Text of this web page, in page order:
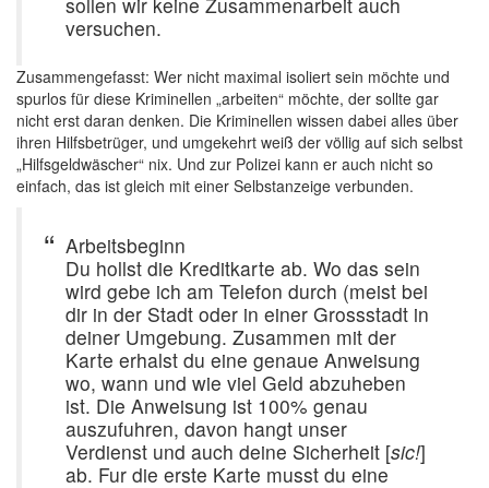
versuchen.
Zusammengefasst: Wer nicht maximal isoliert sein möchte und
spurlos für diese Kriminellen „arbeiten“ möchte, der sollte gar
nicht erst daran denken. Die Kriminellen wissen dabei alles über
ihren Hilfsbetrüger, und umgekehrt weiß der völlig auf sich selbst
„Hilfsgeldwäscher“ nix. Und zur Polizei kann er auch nicht so
einfach, das ist gleich mit einer Selbstanzeige verbunden.
Arbeitsbeginn
Du hollst die Kreditkarte ab. Wo das sein
wird gebe ich am Telefon durch (meist bei
dir in der Stadt oder in einer Grossstadt in
deiner Umgebung. Zusammen mit der
Karte erhalst du eine genaue Anweisung
wo, wann und wie viel Geld abzuheben
ist. Die Anweisung ist 100% genau
auszufuhren, davon hangt unser
Verdienst und auch deine Sicherheit [sic!]
ab. Fur die erste Karte musst du eine